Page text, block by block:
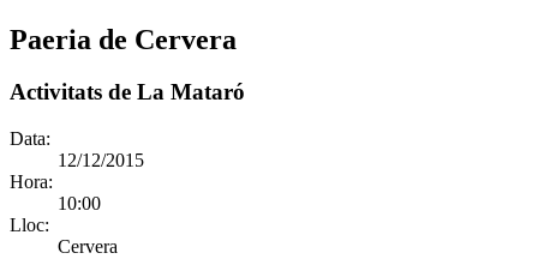
Paeria de Cervera
Activitats de La Mataró
Data:
12/12/2015
Hora:
10:00
Lloc:
Cervera